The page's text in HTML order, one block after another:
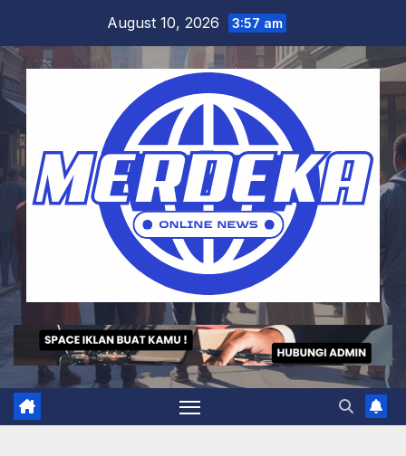
content
August 10, 2026 3:57 am